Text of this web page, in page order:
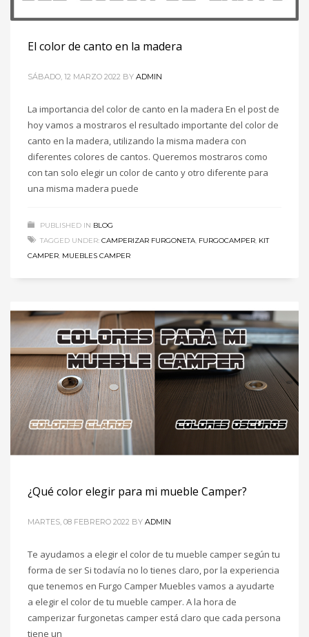
El color de canto en la madera
SÁBADO, 12 MARZO 2022 BY ADMIN
La importancia del color de canto en la madera En el post de
hoy vamos a mostraros el resultado importante del color de
canto en la madera, utilizando la misma madera con
diferentes colores de cantos. Queremos mostraros como
con tan solo elegir un color de canto y otro diferente para
una misma madera puede
PUBLISHED IN BLOG
TAGGED UNDER: CAMPERIZAR FURGONETA, FURGOCAMPER, KIT
CAMPER, MUEBLES CAMPER
¿Qué color elegir para mi mueble Camper?
MARTES, 08 FEBRERO 2022 BY ADMIN
Te ayudamos a elegir el color de tu mueble camper según tu
forma de ser Si todavía no lo tienes claro, por la experiencia
que tenemos en Furgo Camper Muebles vamos a ayudarte
a elegir el color de tu mueble camper. A la hora de
camperizar furgonetas camper está claro que cada persona
tiene un